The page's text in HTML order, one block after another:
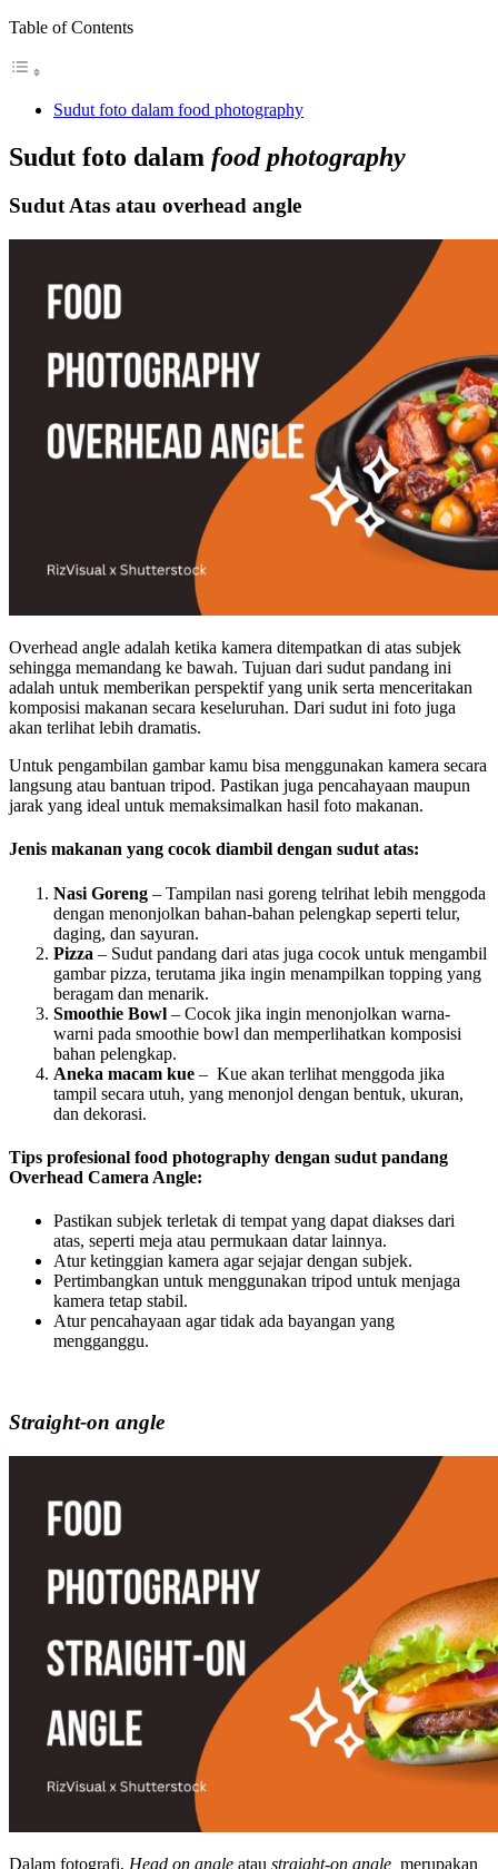
Table of Contents
Sudut foto dalam food photography
Sudut foto dalam food photography
Sudut Atas atau overhead angle
Overhead angle adalah ketika kamera ditempatkan di atas subjek
sehingga memandang ke bawah. Tujuan dari sudut pandang ini
adalah untuk memberikan perspektif yang unik serta menceritakan
komposisi makanan secara keseluruhan. Dari sudut ini foto juga
akan terlihat lebih dramatis.
Untuk pengambilan gambar kamu bisa menggunakan kamera secara
langsung atau bantuan tripod. Pastikan juga pencahayaan maupun
jarak yang ideal untuk memaksimalkan hasil foto makanan.
Jenis makanan yang cocok diambil dengan sudut atas:
Nasi Goreng – Tampilan nasi goreng telrihat lebih menggoda
dengan menonjolkan bahan-bahan pelengkap seperti telur,
daging, dan sayuran.
Pizza – Sudut pandang dari atas juga cocok untuk mengambil
gambar pizza, terutama jika ingin menampilkan topping yang
beragam dan menarik.
Smoothie Bowl – Cocok jika ingin menonjolkan warna-
warni pada smoothie bowl dan memperlihatkan komposisi
bahan pelengkap.
Aneka macam kue – Kue akan terlihat menggoda jika
tampil secara utuh, yang menonjol dengan bentuk, ukuran,
dan dekorasi.
Tips profesional food photography dengan sudut pandang
Overhead Camera Angle:
Pastikan subjek terletak di tempat yang dapat diakses dari
atas, seperti meja atau permukaan datar lainnya.
Atur ketinggian kamera agar sejajar dengan subjek.
Pertimbangkan untuk menggunakan tripod untuk menjaga
kamera tetap stabil.
Atur pencahayaan agar tidak ada bayangan yang
mengganggu.
Straight-on angle
Dalam fotografi, Head on angle atau straight-on angle, merupakan